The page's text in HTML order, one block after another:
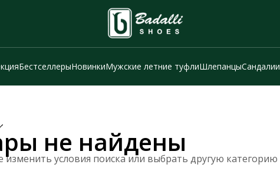
БестселлерыНовинкиМужские летние туфлиШлепанцыСандалии
не найдены
изменить условия поиска или выбрать другую категорию